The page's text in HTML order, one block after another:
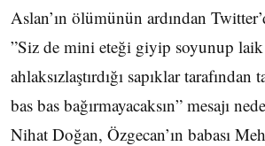
Aslan’ın ölümünün ardından
”Siz de mini eteği giyip soyunup laik
ahlaksızlaştırdığı sapıklar tarafından
bas bas bağırmayacaksın” mesajı
Nihat Doğan, Özgecan’ın babası